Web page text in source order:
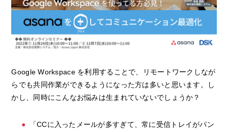
Google Workspace を利用することで、リモートワークしなが
らでも共同作業ができるようになった方は多いと思います。し
かし、同時にこんなお悩みは生まれていないでしょうか？
「CCに入ったメールが多すぎて、常に受信トレイがパン